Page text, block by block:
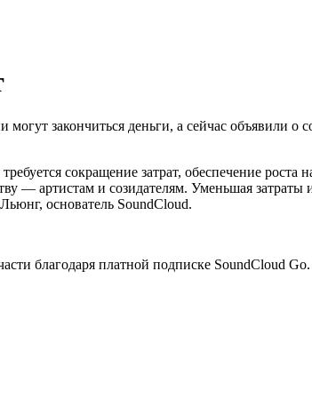
закончиться деньги, а сейчас объявили
сокращение затрат, обеспечение
— артистам и созидателям. Уменьшая
основатель SoundCloud.
благодаря платной подписке SoundCloud Go.